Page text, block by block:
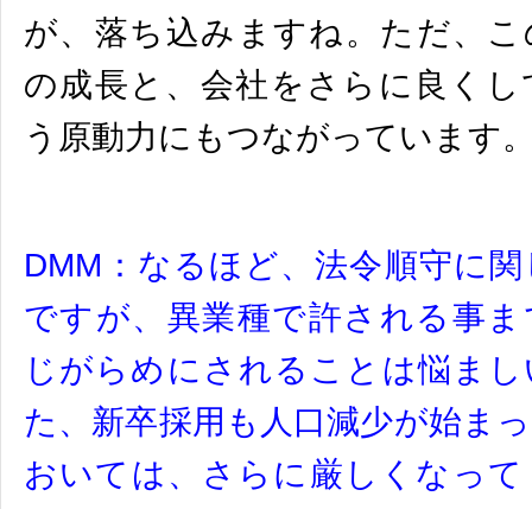
が、落ち込みますね。ただ、
の成長と、会社をさらに良く
う原動力にもつながっています
DMM： なるほど、法令順守に
ですが、異業種で許される事ま
じがらめにされることは悩ま
た、新卒採用も人口減少が始ま
おいては、さらに厳しくなっ